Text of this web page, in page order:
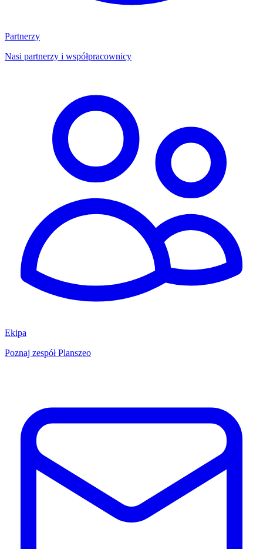
Partnerzy
Nasi partnerzy i współpracownicy
Ekipa
Poznaj zespół Planszeo